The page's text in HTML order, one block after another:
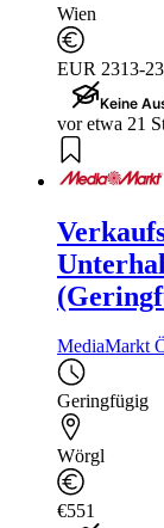
Wien
EUR 2313-
Keine
vor etwa 21
MediaMarkt
Geringfügig
Wörgl
€551